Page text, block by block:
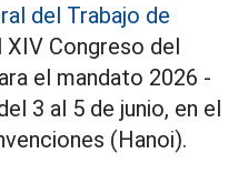
del Trabajo de
Congreso del
el mandato 2026 -
3 al 5 de junio, en el
(Hanoi).